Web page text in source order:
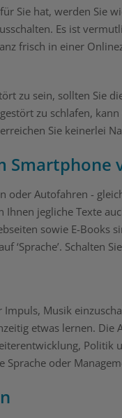
Sie hat, werden Sie
Es ist
frisch in einer
zu sein, sollten Sie
zu schlafen,
Sie keinerlei
Smartphone
oder Autofahren -
jegliche Texte
sowie E-Books
‘Sprache’. Schalten
Musik
etwas lernen. Die
Politik
Sprache oder